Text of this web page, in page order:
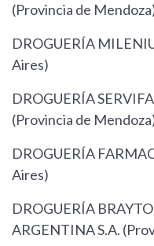
(Provincia de
DROGUERÍA
Aires)
DROGUERÍA
(Provincia de
DROGUERÍA
Aires)
DROGUERÍA
ARGENTINA S.A.